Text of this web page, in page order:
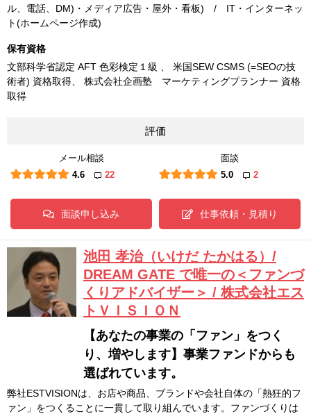
ル、電話、DM)・メディア広告・屋外・看板) / IT・インターネッ
ト(ホームページ作成)
保有資格
文部科学省認定 AFT 色彩検定１級 、 米国SEW CSMS (=SEOの技
術者) 資格取得、 株式会社企画塾 マーケティングプランナー 資格
取得
評価
メール相談
4.6
22
面談
5.0
2
面談申し込み 仕事依頼・見積り
池田 孝治（いけだ たかはる）/
DREAM GATE で唯一の＜ファンづ
くりアドバイザー＞ / 株式会社エス
トＶＩＳＩＯＮ
【あなたの事業の「ファン」をつく
り、増やします】事業ファンドからも
選ばれています。
弊社ESTVISIONは、お店や商品、ブランドや会社自体の「熱狂的フ
ァン」をつくることに一貫して取り組んでいます。ファンづくりは